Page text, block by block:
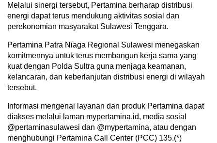
Melalui sinergi tersebut, Pertamina berharap distribusi
energi dapat terus mendukung aktivitas sosial dan
perekonomian masyarakat Sulawesi Tenggara.
Pertamina Patra Niaga Regional Sulawesi menegaskan
komitmennya untuk terus membangun kerja sama yang
kuat dengan Polda Sultra guna menjaga keamanan,
kelancaran, dan keberlanjutan distribusi energi di wilayah
tersebut.
Informasi mengenai layanan dan produk Pertamina dapat
diakses melalui laman mypertamina.id, media sosial
@pertaminasulawesi dan @mypertamina, atau dengan
menghubungi Pertamina Call Center (PCC) 135.(*)